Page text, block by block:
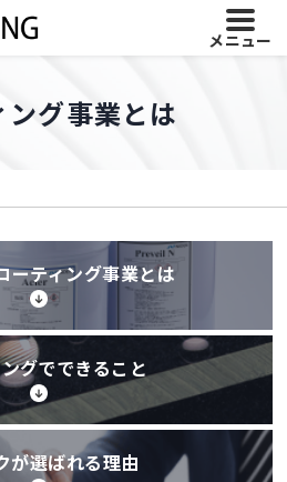
メニュー
ング事業とは
ーティング事業とは
グでできること
が選ばれる理由